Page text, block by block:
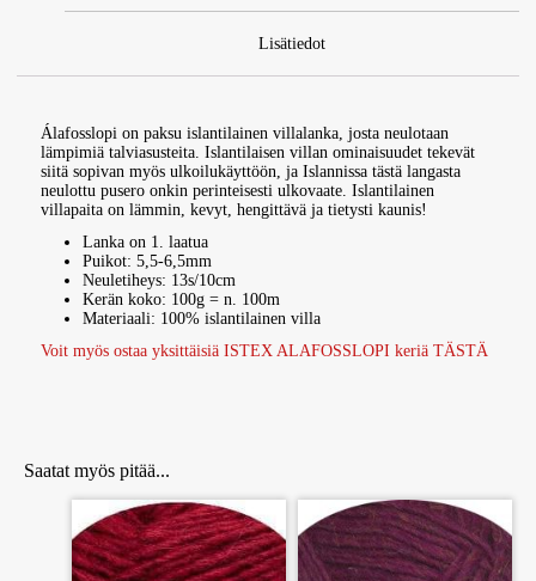
Lisätiedot
Álafosslopi on paksu islantilainen villalanka, josta neulotaan
lämpimiä talviasusteita. Islantilaisen villan ominaisuudet tekevät
siitä sopivan myös ulkoilukäyttöön, ja Islannissa tästä langasta
neulottu pusero onkin perinteisesti ulkovaate. Islantilainen
villapaita on lämmin, kevyt, hengittävä ja tietysti kaunis!
Lanka on 1. laatua
Puikot: 5,5-6,5mm
Neuletiheys: 13s/10cm
Kerän koko: 100g = n. 100m
Materiaali: 100% islantilainen villa
Voit myös ostaa yksittäisiä ISTEX ALAFOSSLOPI keriä TÄSTÄ
Saatat myös pitää...